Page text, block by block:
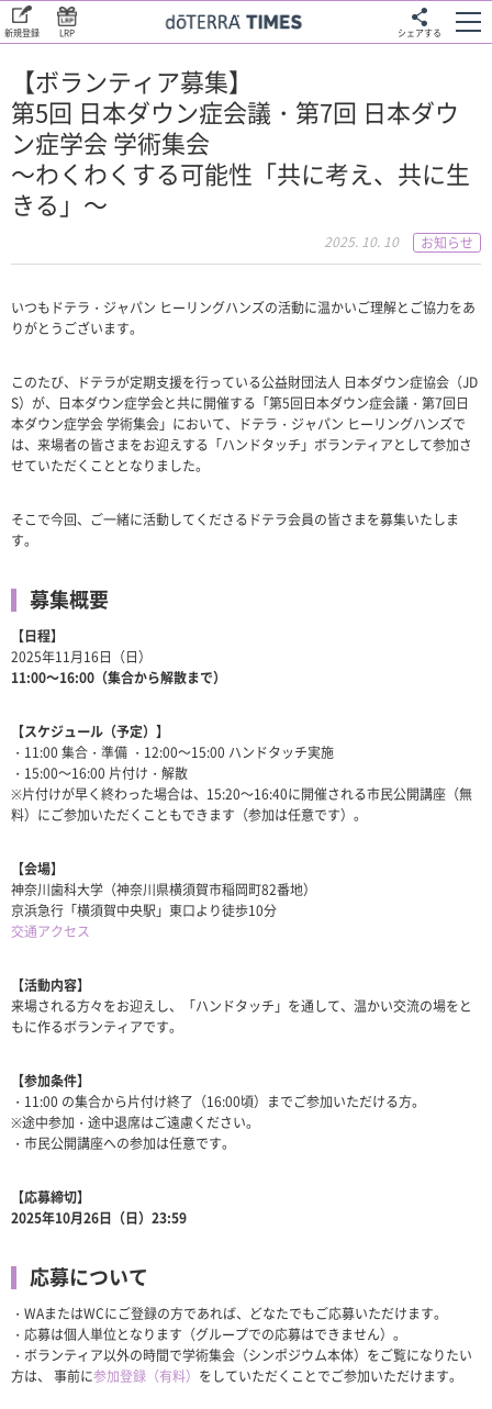
LRP
新規登録 シェアする
【ボランティア募集】
第5回 日本ダウン症会議・第7回 日本ダウ
ン症学会 学術集会
〜わくわくする可能性「共に考え、共に生
きる」〜
2025. 10. 10 お知らせ
いつもドテラ・ジャパン ヒーリングハンズの活動に温かいご理解とご協力をあ
りがとうございます。
このたび、ドテラが定期支援を行っている公益財団法人 日本ダウン症協会（JD
S）が、日本ダウン症学会と共に開催する「第5回日本ダウン症会議・第7回日
本ダウン症学会 学術集会」において、ドテラ・ジャパン ヒーリングハンズで
は、来場者の皆さまをお迎えする「ハンドタッチ」ボランティアとして参加さ
せていただくこととなりました。
そこで今回、ご一緒に活動してくださるドテラ会員の皆さまを募集いたしま
す。
募集概要
【日程】
2025年11月16日（日）
11:00〜16:00（集合から解散まで）
【スケジュール（予定）】
・11:00 集合・準備 ・12:00〜15:00 ハンドタッチ実施
・15:00〜16:00 片付け・解散
※片付けが早く終わった場合は、15:20～16:40に開催される市民公開講座（無
料）にご参加いただくこともできます（参加は任意です）。
【会場】
神奈川歯科大学（神奈川県横須賀市稲岡町82番地）
京浜急行「横須賀中央駅」東口より徒歩10分
交通アクセス
【活動内容】
来場される方々をお迎えし、「ハンドタッチ」を通して、温かい交流の場をと
もに作るボランティアです。
【参加条件】
・11:00 の集合から片付け終了（16:00頃）までご参加いただける方。
※途中参加・途中退席はご遠慮ください。
・市民公開講座への参加は任意です。
【応募締切】
2025年10月26日（日）23:59
応募について
・WAまたはWCにご登録の方であれば、どなたでもご応募いただけます。
・応募は個人単位となります（グループでの応募はできません）。
・ボランティア以外の時間で学術集会（シンポジウム本体）をご覧になりたい
方は、 事前に参加登録（有料） をしていただくことでご参加いただけます。